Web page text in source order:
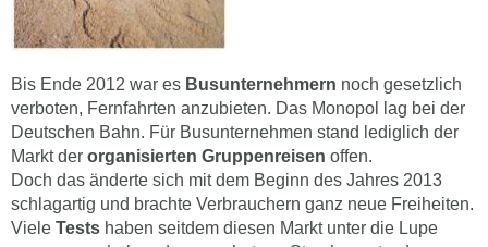
Bis Ende 2012 war es Busunternehmern noch gesetzlich
verboten, Fernfahrten anzubieten. Das Monopol lag bei der
Deutschen Bahn. Für Busunternehmen stand lediglich der
Markt der organisierten Gruppenreisen offen.
Doch das änderte sich mit dem Beginn des Jahres 2013
schlagartig und brachte Verbrauchern ganz neue Freiheiten.
Viele Tests haben seitdem diesen Markt unter die Lupe